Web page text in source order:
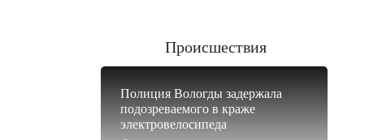
Происшествия
Полиция Вологды задержала
подозреваемого в краже
электровелосипеда